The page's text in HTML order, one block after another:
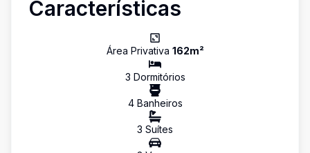
Características
Área Privativa 162m²
3 Dormitórios
4Banheiros
3 Suítes